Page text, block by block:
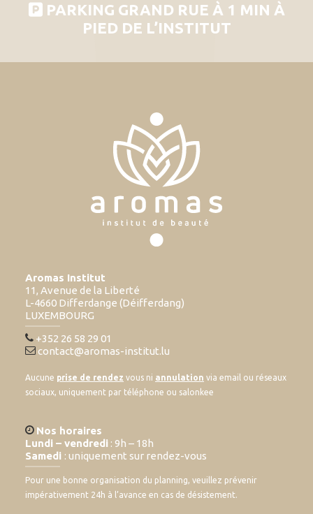
PARKING GRAND RUE À 1 MIN À
PIED DE L’INSTITUT
Aromas Institut
11, Avenue de la Liberté
L-4660 Differdange (Déifferdang)
LUXEMBOURG
+352 26 58 29 01
contact@aromas-institut.lu
Aucune prise de rendez vous ni annulation via email ou réseaux
sociaux, uniquement par téléphone ou salonkee
Nos horaires
Lundi – vendredi : 9h – 18h
Samedi : uniquement sur rendez-vous
Pour une bonne organisation du planning, veuillez prévenir
impérativement 24h à l’avance en cas de désistement.